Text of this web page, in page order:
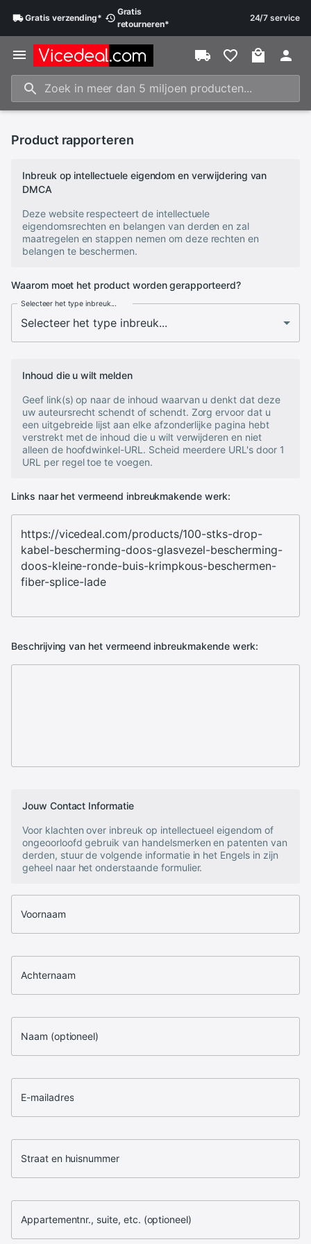
Gratisverzending*
Gratis
retourneren*
24/7 service
Product rapporteren
Inbreuk op intellectuele eigendom en verwijdering van
DMCA
Deze website respecteert de intellectuele
eigendomsrechten en belangen van derden en zal
maatregelen en stappen nemen om deze rechten en
belangen te beschermen.
Waarom moet het product worden gerapporteerd?
Selecteer het type inbreuk...
Inhoud die u wilt melden
Geef link(s) op naar de inhoud waarvan u denkt dat deze
uw auteursrecht schendt of schendt. Zorg ervoor dat u
een uitgebreide lijst aan elke afzonderlijke pagina hebt
verstrekt met de inhoud die u wilt verwijderen en niet
alleen de hoofdwinkel-URL. Scheid meerdere URL's door 1
URL per regel toe te voegen.
Links naar het vermeend inbreukmakende werk:
Beschrijving van het vermeend inbreukmakende werk:
Jouw Contact Informatie
Voor klachten over inbreuk op intellectueel eigendom of
ongeoorloofd gebruik van handelsmerken en patenten van
derden, stuur de volgende informatie in het Engels in zijn
geheel naar het onderstaande formulier.
Voornaam
Achternaam
Naam (optioneel)
E-mailadres
Straat en huisnummer
Appartementnr., suite, etc. (optioneel)